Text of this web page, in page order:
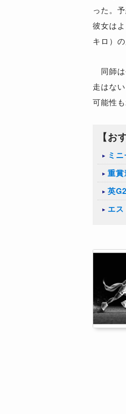
った。
彼女は
キロ）
同師は
走はな
可能性も
【お
ミ
重
英
エ